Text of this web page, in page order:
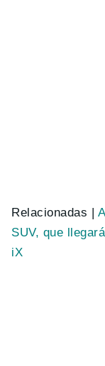
Relacionadas |
SUV, que
iX